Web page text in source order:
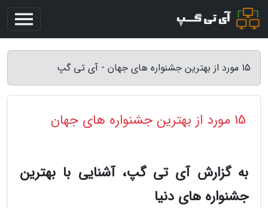
15 مورد از بهترین جشنواره های جهان - آی تی گپ
15 مورد از بهترین جشنواره های جهان
به گزارش آی تی گپ، آشنایی با بهترین
جشنواره های دنیا